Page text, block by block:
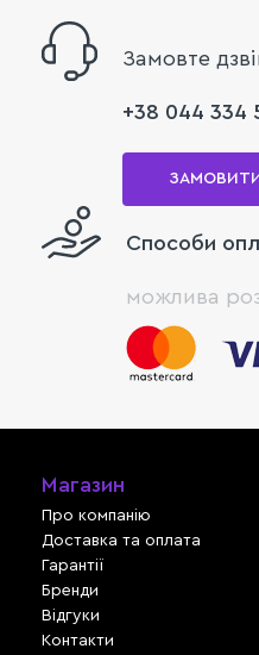
Замовте
+38 044 334
ЗАМОВИТИ
Способи
можлива
Магазин
Про компанію
Доставка та оплата
Гарантії
Бренди
Відгуки
Контакти